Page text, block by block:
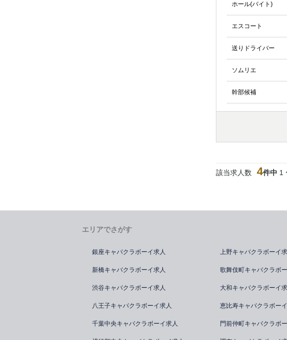
ホール(バイト)
エスコート
送りドライバー
ソムリエ
幹部候補
該当求人数 4件中 1
エリアでさがす
銀座キャバクラボーイ求人 上野キャバクラボーイ
新橋キャバクラボーイ求人 歌舞伎町キャバクラボ
渋谷キャバクラボーイ求人 大和キャバクラボーイ
八王子キャバクラボーイ求人 恵比寿キャバクラボー
千葉中央キャバクラボーイ求人 門前仲町キャバクラボ